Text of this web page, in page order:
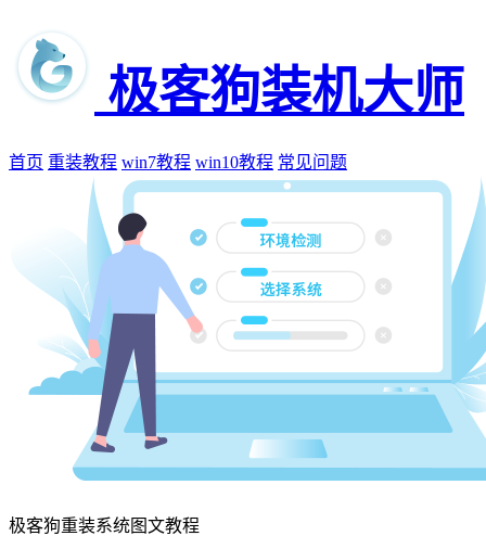
极客狗装机大师
首页 重装教程 win7教程 win10教程 常见问题
极客狗重装系统图文教程